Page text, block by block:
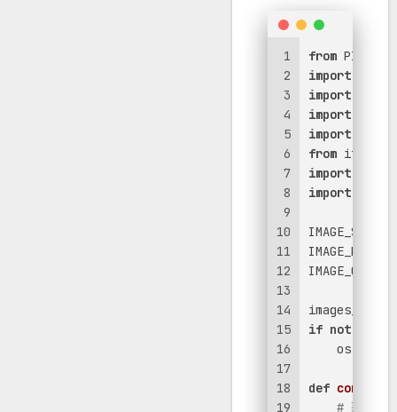
1
2
3
4
5
6
7
8
9
10
11
12
13
14
15
16
17
18
19
from PIL
import
import
import
import
from
import
import
IMAGE_SIZE
IMAGE_ROW =
images_dir
if not
def
# 获取最